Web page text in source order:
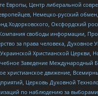
Европы, Центр либеральной
Немецко-русский
Ходорковского, Оксфордский
свободы информации,
за права человека, Духовное
Христианской Церкви,
Заведение Международный
христианское движение,
Церковь Духовной
по наблюдению за